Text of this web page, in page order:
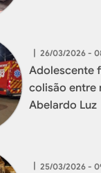
| 26/03/2026 -
Adolescente
colisão entre
Abelardo Luz
| 25/03/2026 -